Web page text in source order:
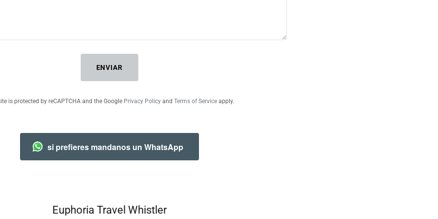
ENVIAR
is protected by reCAPTCHA and the Google Privacy Policyand Terms of Serviceapply.
si prefieres mandanos un WhatsApp
Euphoria Travel Whistler